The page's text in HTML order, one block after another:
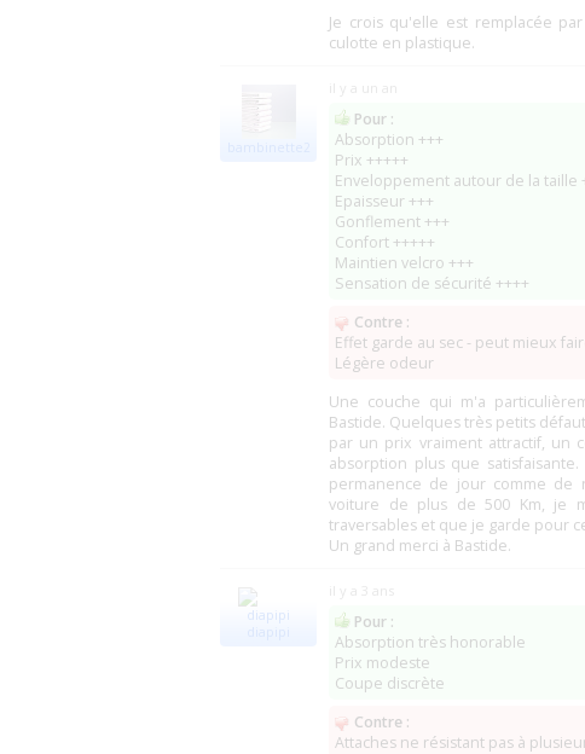
Je crois qu'elle est remplacée
culotte en plastique.
bambinette2
Pour :
Absorption +++
Prix +++++
Enveloppement autour de la taille
Epaisseur +++
Gonflement +++
Confort +++++
Maintien velcro +++
Sensation de sécurité ++++
Contre :
Effet garde au sec - peut mieux
Légère odeur
Une couche qui m'a
Bastide. Quelques très petits
par un prix vraiment attractif, un
absorption plus que
permanence de jour comme de
voiture de plus de 500 Km, je
traversables et que je garde pour
Un grand merci à Bastide.
diapipi
Pour :
Absorption très honorable
Prix modeste
Coupe discrète
Contre :
Attaches ne résistant pas à